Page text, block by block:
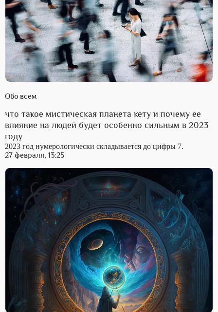
Обо всем
что такое мистическая планета кету и почему ее
влияние на людей будет особенно сильным в 2023
году
2023 год нумерологически складывается до цифры 7.
27 февраля, 13:25